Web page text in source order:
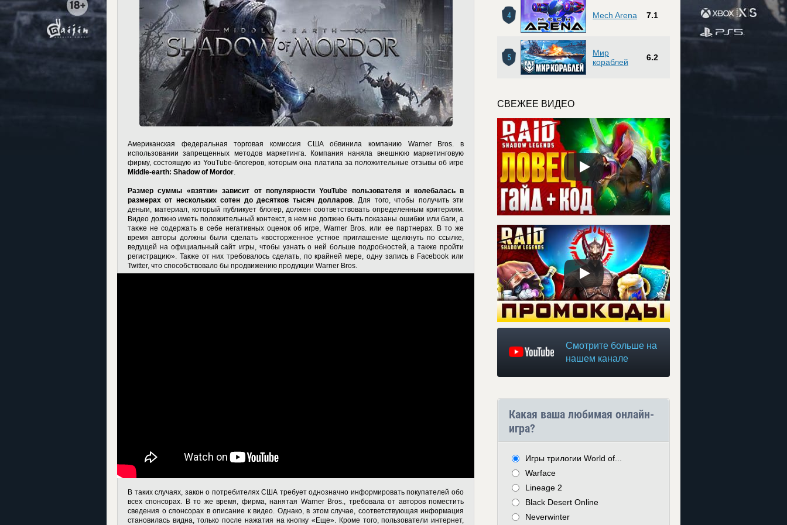
Американская федеральная торговая комиссия США обвинила компанию Warner Bros. в
использовании запрещенных методов маркетинга. Компания наняла внешнюю маркетинговую
фирму, состоящую из YouTube-блогеров, которым она платила за положительные отзывы об игре
Middle-earth: Shadow of Mordor.
Размер суммы «взятки» зависит от популярности YouTube пользователя и колебалась в
размерах от нескольких сотен до десятков тысяч долларов. Для того, чтобы получить эти
деньги, материал, который публикует блогер, должен соответствовать определенным критериям.
Видео должно иметь положительный контекст, в нем не должно быть показаны ошибки или баги, а
также не содержать в себе негативных оценок об игре, Warner Bros. или ее партнерах. В то же
время авторы должны были сделать «восторженное устное приглашение щелкнуть по ссылке,
ведущей на официальный сайт игры, чтобы узнать о ней больше подробностей, а также пройти
регистрацию». Также от них требовалось сделать, по крайней мере, одну запись в Facebook или
Twitter, что способствовало бы продвижению продукции Warner Bros.
В таких случаях, закон о потребителях США требует однозначно информировать покупателей обо
всех спонсорах. В то же время, фирма, нанятая Warner Bros., требовала от авторов поместить
сведения о спонсорах в описание к видео. Однако, в этом случае, соответствующая информация
становилась видна, только после нажатия на кнопку «Еще». Кроме того, пользователи интернет,
4 Mech Arena 7.1
5
Мир
кораблей
6.2
СВЕЖЕЕ ВИДЕО
Смотрите больше на
нашем канале
Какая ваша любимая онлайн-
игра?
Игры трилогии World of...
Warface
Lineage 2
Black Desert Online
Neverwinter